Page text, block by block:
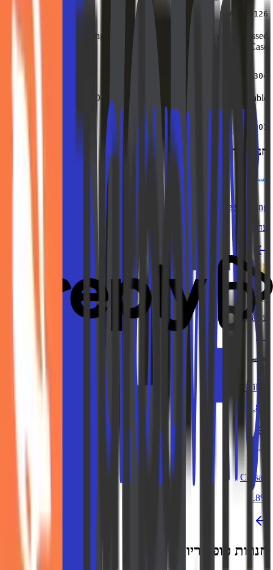
EDA0080126 העתק
EDA0072304 Samsung Galaxy S25 5G Butterfly Rose Embossed
Leather Phone Case
EDA0072304
SPA4901 OPPO Pad Air2 Original Motherboard Flex Cable
SPA4901
חנויות דומות
Geekbuying
עד 4.0%
KSP
עד 3%
CASETiFY
1.8%
Corsair
1.8%
חנויות פופולריות